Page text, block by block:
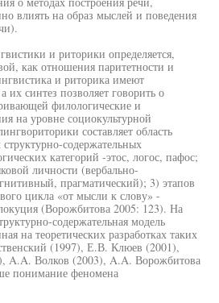
влиять на образ мыслей и поведения
и риторики определяется,
как отношения паритетности и
и риторика имеют
их синтез позволяет говорить о
филологические и
на уровне социокультурной
составляет область
содержательных
категорий -этос, логос, пафос;
личности (вербально-
прагматический); 3) этапов
цикла «от мысли к слову» -
(Ворожбитова 2005: 123). На
содержательная модель
на теоретических разработках таких
(1997), Е.В. Клюев (2001),
A.A. Волков (2003), A.A. Ворожбитова
понимание феномена